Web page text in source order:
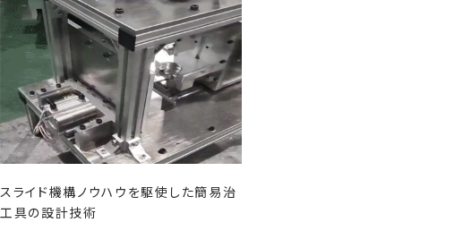
スライド機構ノウハウを駆使した簡易治
工具の設計技術